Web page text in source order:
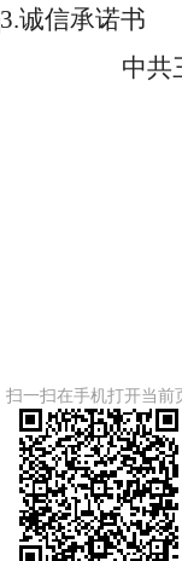
3.诚信承诺书
中共
扫一扫在手机打开当前